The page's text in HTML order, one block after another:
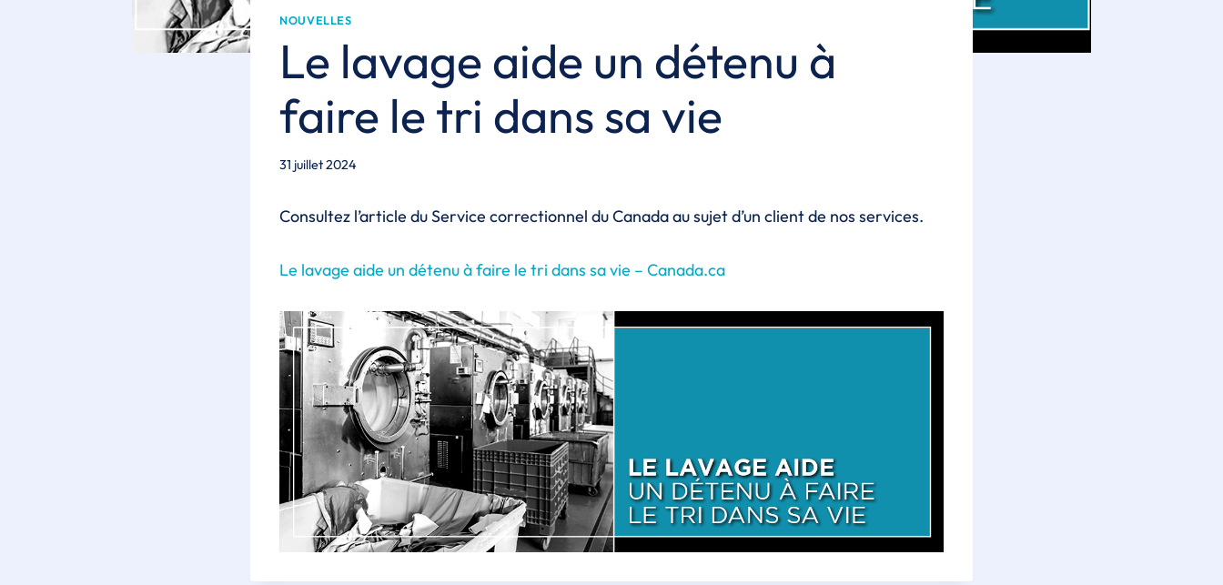
NOUVELLES
Le lavage aide un détenu à
faire le tri dans sa vie
31 juillet 2024
Consultez l’article du Service correctionnel du Canada au sujet d’un client de nos services.
Le lavage aide un détenu à faire le tri dans sa vie – Canada.ca